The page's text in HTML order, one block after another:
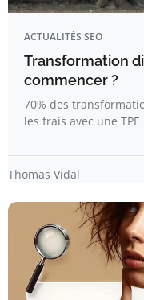
ACTUALITÉS SEO
Transformation
commencer ?
70% des
les frais avec une
Thomas Vidal